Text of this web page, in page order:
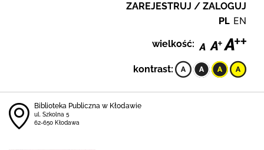
ZAREJESTRUJ / ZALOGUJ
PL EN
wielkość:
kontrast:
Biblioteka Publiczna w Kłodawie
ul. Szkolna 5
62-650 Kłodawa